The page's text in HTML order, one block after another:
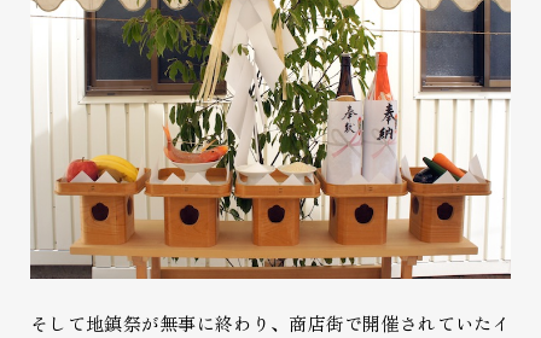
そして地鎮祭が無事に終わり、商店街で開催されていたイ